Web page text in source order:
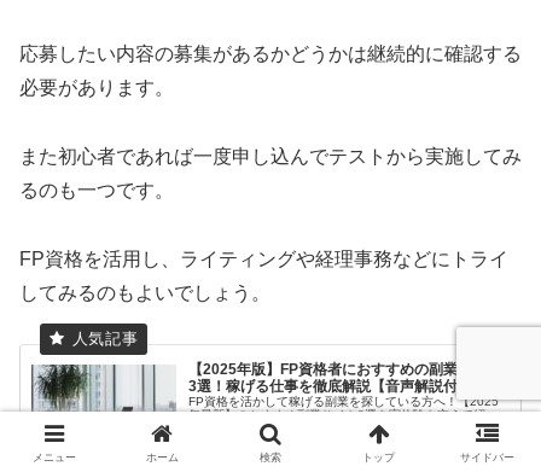
応募したい内容の募集があるかどうかは継続的に確認する
必要があります。
また初心者であれば一度申し込んでテストから実施してみ
るのも一つです。
FP資格を活用し、ライティングや経理事務などにトライ
してみるのもよいでしょう。
【2025年版】FP資格者におすすめの副業サイト
3選！稼げる仕事を徹底解説【音声解説付き】
FP資格を活かして稼げる副業を探している方へ！【2025
年最新】のおすすめ副業サイト3選を実体験を交えて紹
介。未経験から副業を始める方法や、会社にバレずに活動
する勝ちパターンのコツもFP1級・CFP🄬の筆者が詳しく
解説します。
mf-fp.com 2022.10.23
メニュー ホーム 検索 トップ サイドバー